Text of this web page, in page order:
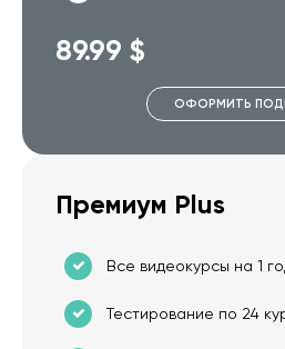
89.99 $
ОФОРМИТЬ
Премиум Plus
Все видеокурсы на 1
Тестирование по 24